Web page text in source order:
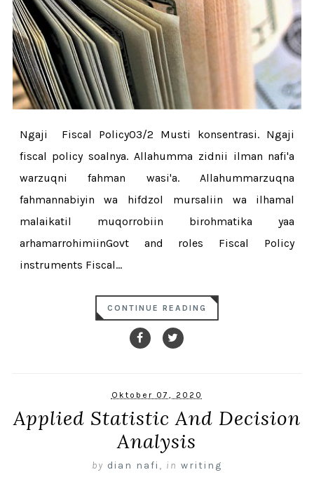
Ngaji Fiscal Policy03/2 Musti konsentrasi. Ngaji
fiscal policy soalnya. Allahumma zidnii ilman nafi'a
warzuqni fahman wasi'a. Allahummarzuqna
fahmannabiyin wa hifdzol mursaliin wa ilhamal
malaikatil muqorrobiin birohmatika yaa
arhamarrohimiinGovt and roles Fiscal Policy
instruments Fiscal...
CONTINUE READING
Oktober 07, 2020
Applied Statistic And Decision
Analysis
by dian nafi , in writing